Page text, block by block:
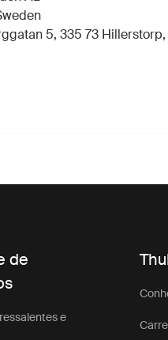
5, 335 73 Hillerstorp,
de
e